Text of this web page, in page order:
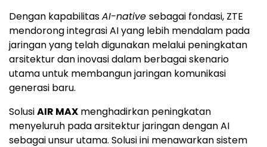
Dengan kapabilitasAI-native sebagai fondasi, ZTE
mendorong integrasi AI yang lebih mendalam pada
jaringan yang telah digunakan melalui peningkatan
arsitektur dan inovasi dalam berbagai skenario
utama untuk membangun jaringan komunikasi
generasi baru.
SolusiAIR MAX menghadirkan peningkatan
menyeluruh pada arsitektur jaringan dengan AI
sebagai unsur utama. Solusi ini menawarkan sistem